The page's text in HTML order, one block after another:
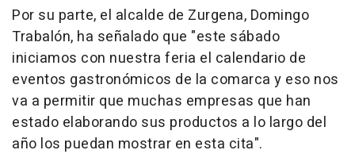
Por su parte, el alcalde de Zurgena, Domingo
Trabalón, ha señalado que "este sábado
iniciamos con nuestra feria el calendario de
eventos gastronómicos de la comarca y eso nos
va a permitir que muchas empresas que han
estado elaborando sus productos a lo largo del
año los puedan mostrar en esta cita".